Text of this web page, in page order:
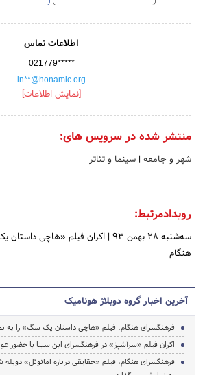
اطلاعات تماس
021779*****
in**@honamic.org
[نمایش اطلاعات]
منتشر شده در سرویس های:
شهر و جامعه | سینما و تئاتر
رویدادمرتبط:
سه‌شنبه 28 بهمن 93 | اکران فیلم «هاچی
هنگام
آخرین اخبار گروه دوبلاژ هونامیک
فرهنگسرای هنگام، فیلم «هاچی داستان یک سگ» را به
اکران فیلم «سرآشپز» در فرهنگسرای ابن سینا با حضور
فرهنگسرای هنگام، فیلم «حقایقی درباره امانوئل»